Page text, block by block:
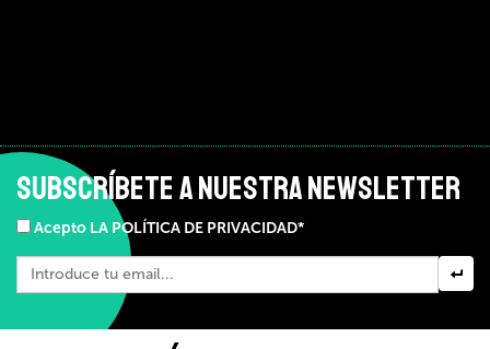
SUBSCRÍBETE A NUESTRA NEWSLETTER
Acepto LA POLÍTICA DE PRIVACIDAD*